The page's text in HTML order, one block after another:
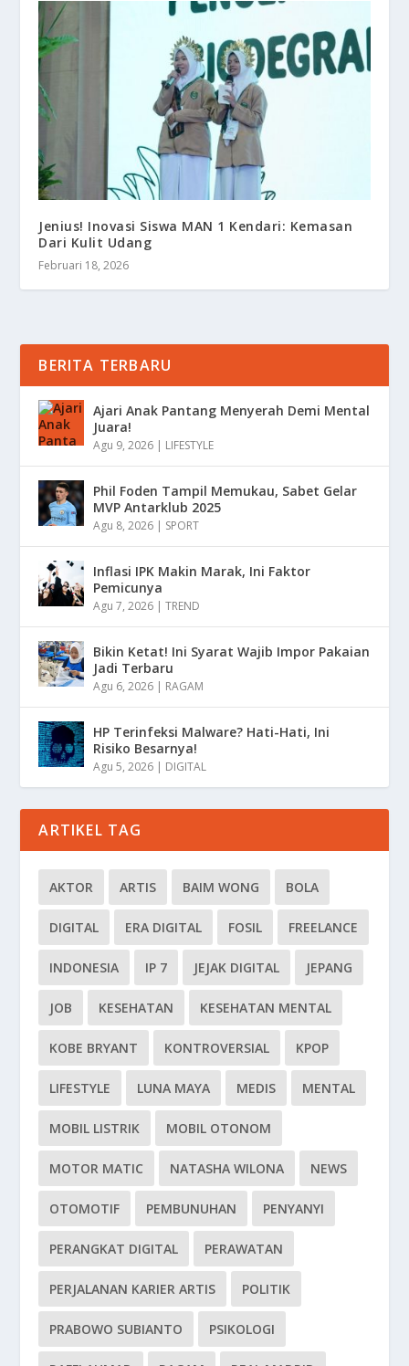
Jenius! Inovasi Siswa MAN 1 Kendari: Kemasan
Dari Kulit Udang
Februari 18, 2026
BERITA TERBARU
Ajari Anak Pantang Menyerah Demi Mental
Juara!
Agu 9, 2026 | LIFESTYLE
Phil Foden Tampil Memukau, Sabet Gelar
MVP Antarklub 2025
Agu 8, 2026 | SPORT
Inflasi IPK Makin Marak, Ini Faktor
Pemicunya
Agu 7, 2026 |TREND
Bikin Ketat! Ini Syarat Wajib Impor Pakaian
Jadi Terbaru
Agu 6, 2026 | RAGAM
HP Terinfeksi Malware? Hati-Hati, Ini
Risiko Besarnya!
Agu 5, 2026 | DIGITAL
ARTIKEL TAG
AKTOR ARTIS BAIM WONG BOLA
DIGITAL ERA DIGITAL FOSIL FREELANCE
INDONESIA IP 7 JEJAK DIGITAL JEPANG
JOB KESEHATAN KESEHATAN MENTAL
KOBE BRYANT KONTROVERSIAL KPOP
LIFESTYLE LUNA MAYA MEDIS MENTAL
MOBIL LISTRIK MOBIL OTONOM
MOTOR MATIC NATASHA WILONA NEWS
OTOMOTIF PEMBUNUHAN PENYANYI
PERANGKAT DIGITAL PERAWATAN
PERJALANAN KARIER ARTIS POLITIK
PRABOWO SUBIANTO PSIKOLOGI